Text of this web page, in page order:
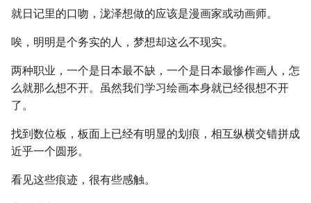
就日记里的口吻，泷泽想做的应该是漫画家或动画师。
唉，明明是个务实的人，梦想却这么不现实。
两种职业，一个是日本最不缺，一个是日本最惨作画人，怎
么就那么想不开。虽然我们学习绘画本身就已经很想不开
了。
找到数位板，板面上已经有明显的划痕，相互纵横交错拼成
近乎一个圆形。
看见这些痕迹，很有些感触。